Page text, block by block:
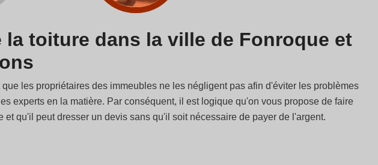
toiture dans la ville de Fonroque et
les propriétaires des immeubles ne les négligent pas afin d'éviter les problèmes
experts en la matière. Par conséquent, il est logique qu'on vous propose de faire
qu'il peut dresser un devis sans qu'il soit nécessaire de payer de l'argent.